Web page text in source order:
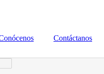
Contáctanos